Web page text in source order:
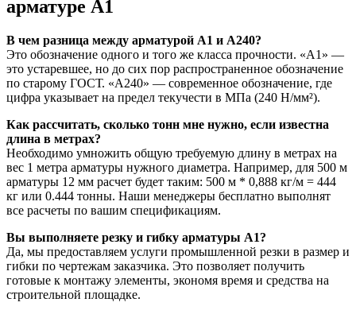
арматуре А1
В чем разница между арматурой А1 и А240?
Это обозначение одного и того же класса прочности. «А1» —
это устаревшее, но до сих пор распространенное обозначение
по старому ГОСТ. «А240» — современное обозначение, где
цифра указывает на предел текучести в МПа (240 Н/мм²).
Как рассчитать, сколько тонн мне нужно, если известна
длина в метрах?
Необходимо умножить общую требуемую длину в метрах на
вес 1 метра арматуры нужного диаметра. Например, для 500 м
арматуры 12 мм расчет будет таким: 500 м * 0,888 кг/м = 444
кг или 0.444 тонны. Наши менеджеры бесплатно выполнят
все расчеты по вашим спецификациям.
Вы выполняете резку и гибку арматуры А1?
Да, мы предоставляем услуги промышленной резки в размер и
гибки по чертежам заказчика. Это позволяет получить
готовые к монтажу элементы, экономя время и средства на
строительной площадке.